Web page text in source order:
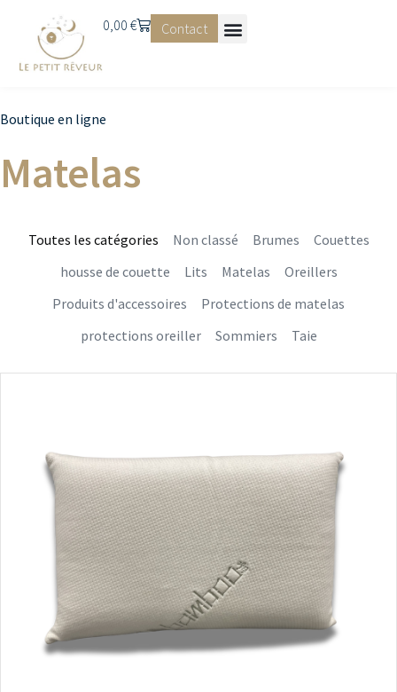
0,00 € Contact
Boutique en ligne
Matelas
Non classé Brumes
Couettes
housse de couette
Lits Matelas
Oreillers
Produits d'accessoires
Protections de matelas
protections oreiller
Sommiers Taie
Toutes les catégories